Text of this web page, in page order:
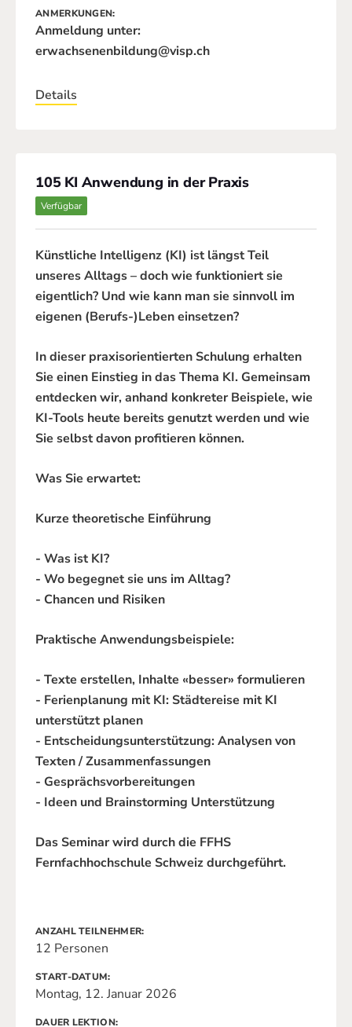
ANMERKUNGEN
Anmeldung unter:
erwachsenenbildung@visp.ch
Details
105 KI Anwendung in der Praxis
Verfügbar
Künstliche Intelligenz (KI) ist längst Teil
unseres Alltags – doch wie funktioniert sie
eigentlich? Und wie kann man sie sinnvoll im
eigenen (Berufs-)Leben einsetzen?
In dieser praxisorientierten Schulung erhalten
Sie einen Einstieg in das Thema KI. Gemeinsam
entdecken wir, anhand konkreter Beispiele, wie
KI-Tools heute bereits genutzt werden und wie
Sie selbst davon profitieren können.
Was Sie erwartet:
Kurze theoretische Einführung
- Was ist KI?
- Wo begegnet sie uns im Alltag?
- Chancen und Risiken
Praktische Anwendungsbeispiele:
- Texte erstellen, Inhalte «besser» formulieren
- Ferienplanung mit KI: Städtereise mit KI
unterstützt planen
- Entscheidungsunterstützung: Analysen von
Texten / Zusammenfassungen
- Gesprächsvorbereitungen
- Ideen und Brainstorming Unterstützung
Das Seminar wird durch die FFHS
Fernfachhochschule Schweiz durchgeführt.
ANZAHL TEILNEHMER
12 Personen
START-DATUM
Montag, 12. Januar 2026
DAUER LEKTION